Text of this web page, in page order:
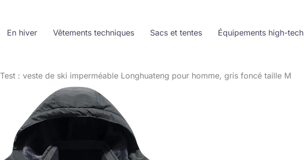
En hiver Vêtements techniques Sacs et tentes Équipements high-tech
Test : veste de ski imperméable Longhuateng pour homme, gris foncé taille M